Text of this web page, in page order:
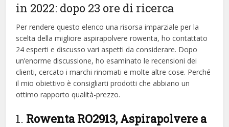
in 2022: dopo 23 ore di ricerca
Per rendere questo elenco una risorsa imparziale per la
scelta della migliore aspirapolvere rowenta, ​​ho contattato
24 esperti e discusso vari aspetti da considerare. Dopo
un’enorme discussione, ho esaminato le recensioni dei
clienti, cercato i marchi rinomati e molte altre cose. Perché
il mio obiettivo è consigliarti prodotti che abbiano un
ottimo rapporto qualità-prezzo.
1. Rowenta RO2913, Aspirapolvere a